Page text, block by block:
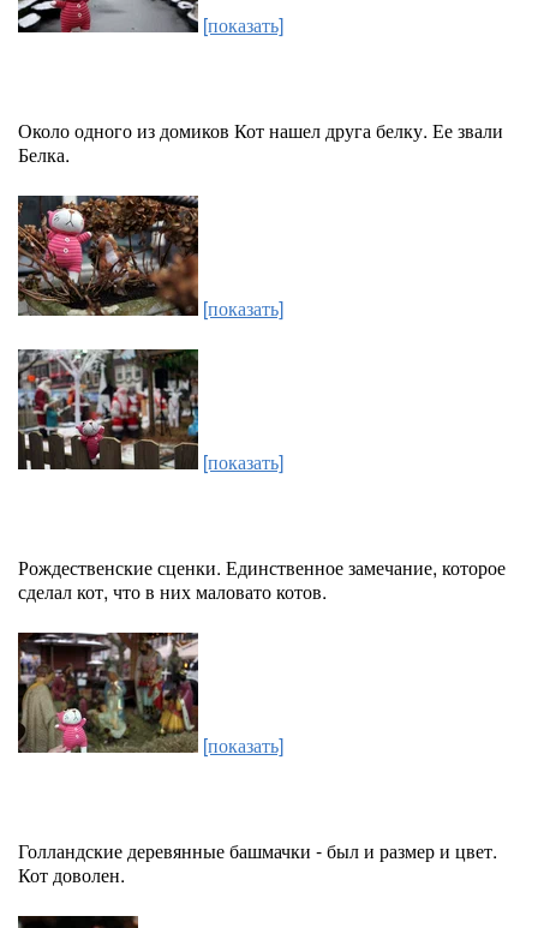
[показать]
Около одного из домиков Кот нашел друга белку. Ее звали
Белка.
[показать]
[показать]
Рождественские сценки. Единственное замечание, которое
сделал кот, что в них маловато котов.
[показать]
Голландские деревянные башмачки - был и размер и цвет.
Кот доволен.